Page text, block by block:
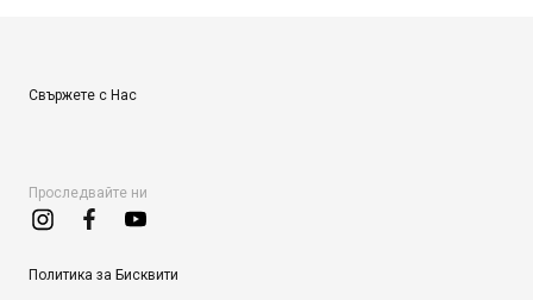
Свържете с Нас
Проследвайте ни
Политика за Бисквити